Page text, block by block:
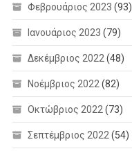
Φεβρουάριος 2023 (93)
Ιανουάριος 2023 (79)
Δεκέμβριος 2022 (48)
Νοέμβριος 2022 (82)
Οκτώβριος 2022 (73)
Σεπτέμβριος 2022 (54)